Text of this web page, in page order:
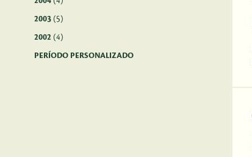
2003 (5)
2002 (4)
PERÍODO PERSONALIZADO